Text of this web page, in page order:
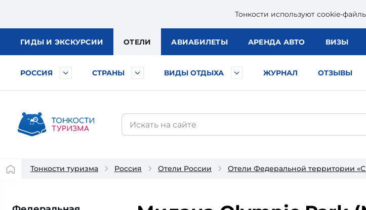
Тонкости используют сookie-
ГИДЫ И ЭКСКУРСИИ ОТЕЛИ АВИАБИЛЕТЫ АРЕНДА АВТО ВИЗЫ
РОССИЯ СТРАНЫ ВИДЫ ОТДЫХА ЖУРНАЛ ОТЗЫВЫ
Тонкости туризма Россия Отели России Отели Федеральной территории